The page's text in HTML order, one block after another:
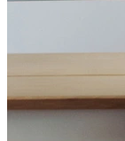
Política de
Política de
Relatório de
Regulamento do
Soluções